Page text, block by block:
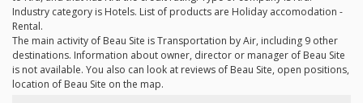
Industry category is Hotels. List of products are Holiday accomodation -
Rental.
The main activity of Beau Site is Transportation by Air, including 9 other
destinations. Information about owner, director or manager of Beau Site
is not available. You also can look at reviews of Beau Site, open positions,
location of Beau Site on the map.